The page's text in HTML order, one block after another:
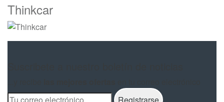
Thinkcar